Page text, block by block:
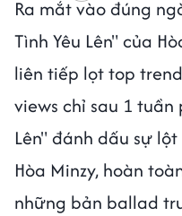
Ra mắt vào đúng
Tình Yêu Lên" của
liên tiếp lọt top
views chỉ sau 1 tuần
Lên" đánh dấu sự
Hòa Minzy, hoàn
những bản ballad